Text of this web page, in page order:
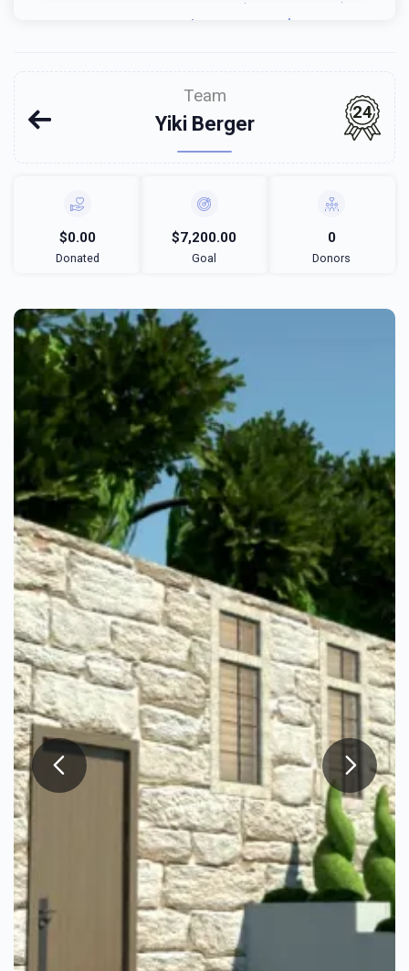
Team
Yiki Berger
24
$0.00
Donated
$7,200.00
Goal
0
Donors